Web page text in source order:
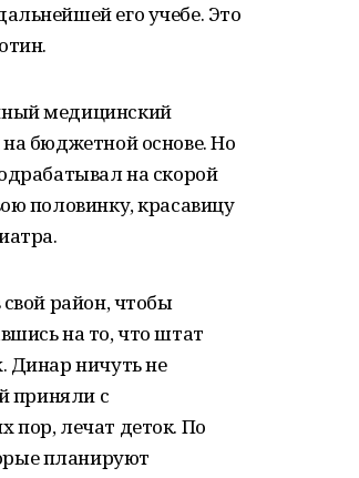
его учебе. Это
медицинский
бюджетной основе. Но
на скорой
половинку, красавицу
район, чтобы
на то, что штат
Динар ничуть не
приняли с
пор, лечат деток. По
планируют